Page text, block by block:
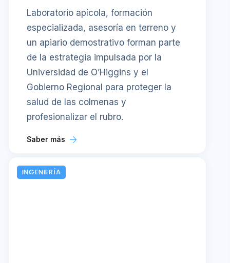
Laboratorio apícola, formación
especializada, asesoría en terreno y
un apiario demostrativo forman parte
de la estrategia impulsada por la
Universidad de O’Higgins y el
Gobierno Regional para proteger la
salud de las colmenas y
profesionalizar el rubro.
Saber más
INGENIERÍA